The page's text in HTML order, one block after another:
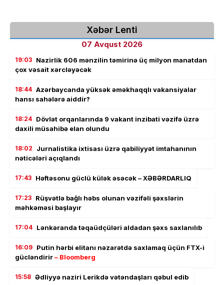
Xəbər Lenti
07 Avqust 2026
19:03 Nazirlik 606 mənzilin təmirinə üç milyon manatdan
çox vəsait xərcləyəcək
18:44 Azərbaycanda yüksək əməkhaqqlı vakansiyalar
hansı sahələrə aiddir?
18:24 Dövlət orqanlarında 9 vakant inzibati vəzifə üzrə
daxili müsahibə elan olundu
18:02
Jurnalistika ixtisası üzrə qabiliyyət imtahanının
nəticələri açıqlandı
17:43 Həftəsonu güclü külək əsəcək – XƏBƏRDARLIQ
17:23 Rüşvətlə bağlı həbs olunan vəzifəli şəxslərin
məhkəməsi başlayır
17:04 Lənkəranda təqaüdçüləri aldadan şəxs saxlanılıb
16:09 Putin hərbi elitanı nəzarətdə saxlamaq üçün FTX-i
gücləndirir– Bloomberg
15:58 Ədliyyə naziri Lerikdə vətəndaşları qəbul edib